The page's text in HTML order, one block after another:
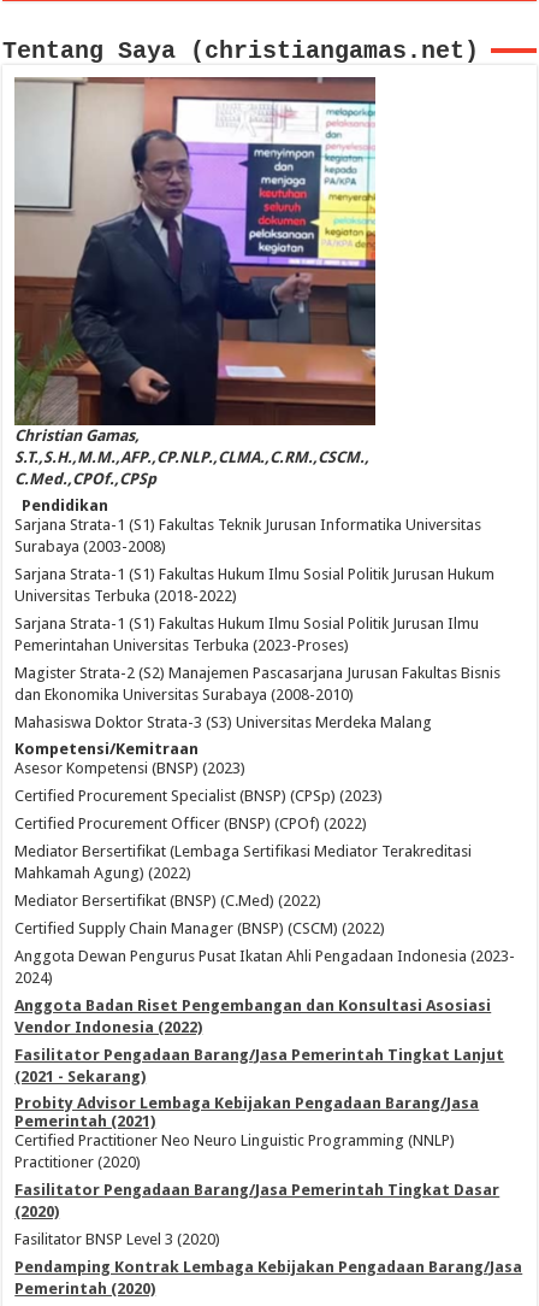
Tentang Saya (christiangamas.net)
Christian Gamas,
S.T.,S.H.,M.M.,AFP.,CP.NLP.,CLMA.,C.RM.,CSCM.,
C.Med.,CPOf.,CPSp
Pendidikan
Sarjana Strata-1 (S1) Fakultas Teknik Jurusan Informatika Universitas
Surabaya (2003-2008)
Sarjana Strata-1 (S1) Fakultas Hukum Ilmu Sosial Politik Jurusan Hukum
Universitas Terbuka (2018-2022)
Sarjana Strata-1 (S1) Fakultas Hukum Ilmu Sosial Politik Jurusan Ilmu
Pemerintahan Universitas Terbuka (2023-Proses)
Magister Strata-2 (S2) Manajemen Pascasarjana Jurusan Fakultas Bisnis
dan Ekonomika Universitas Surabaya (2008-2010)
Mahasiswa Doktor Strata-3 (S3) Universitas Merdeka Malang
Kompetensi/Kemitraan
Asesor Kompetensi (BNSP) (2023)
Certified Procurement Specialist (BNSP) (CPSp) (2023)
Certified Procurement Officer (BNSP) (CPOf) (2022)
Mediator Bersertifikat (Lembaga Sertifikasi Mediator Terakreditasi
Mahkamah Agung) (2022)
Mediator Bersertifikat (BNSP) (C.Med) (2022)
Certified Supply Chain Manager (BNSP) (CSCM) (2022)
Anggota Dewan Pengurus Pusat Ikatan Ahli Pengadaan Indonesia (2023-
2024)
Anggota Badan Riset Pengembangan dan Konsultasi Asosiasi
Vendor Indonesia (2022)
Fasilitator Pengadaan Barang/Jasa Pemerintah Tingkat Lanjut
(2021 - Sekarang)
Probity Advisor Lembaga Kebijakan Pengadaan Barang/Jasa
Pemerintah (2021)
Certified Practitioner Neo Neuro Linguistic Programming (NNLP)
Practitioner (2020)
Fasilitator Pengadaan Barang/Jasa Pemerintah Tingkat Dasar
(2020)
Fasilitator BNSP Level 3 (2020)
Pendamping Kontrak Lembaga Kebijakan Pengadaan Barang/Jasa
Pemerintah (2020)